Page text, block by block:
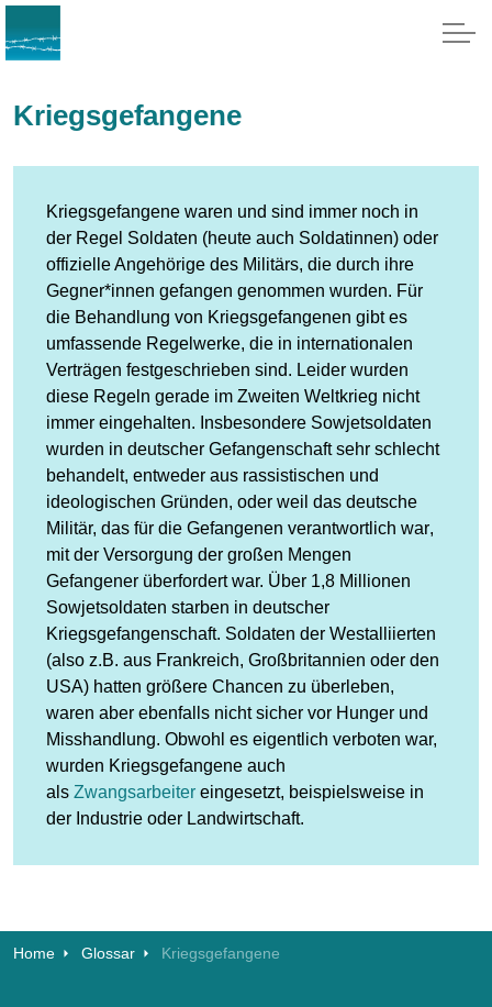
Kriegsgefangene
Kriegsgefangene waren und sind immer noch in
der Regel Soldaten (heute auch Soldatinnen) oder
offizielle Angehörige des Militärs, die durch ihre
Gegner*innen gefangen genommen wurden. Für
die Behandlung von Kriegsgefangenen gibt es
umfassende Regelwerke, die in internationalen
Verträgen festgeschrieben sind. Leider wurden
diese Regeln gerade im Zweiten Weltkrieg nicht
immer eingehalten. Insbesondere Sowjetsoldaten
wurden in deutscher Gefangenschaft sehr schlecht
behandelt, entweder aus rassistischen und
ideologischen Gründen, oder weil das deutsche
Militär, das für die Gefangenen verantwortlich war,
mit der Versorgung der großen Mengen
Gefangener überfordert war. Über 1,8 Millionen
Sowjetsoldaten starben in deutscher
Kriegsgefangenschaft. Soldaten der Westalliierten
(also z.B. aus Frankreich, Großbritannien oder den
USA) hatten größere Chancen zu überleben,
waren aber ebenfalls nicht sicher vor Hunger und
Misshandlung. Obwohl es eigentlich verboten war,
wurden Kriegsgefangene auch
als Zwangsarbeiter eingesetzt, beispielsweise in
der Industrie oder Landwirtschaft.
Home Glossar Kriegsgefangene